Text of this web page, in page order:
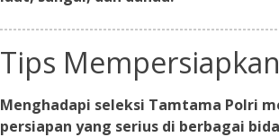
Tips
Menghadapi seleksi Tamtama Polri
persiapan yang serius di berbagai